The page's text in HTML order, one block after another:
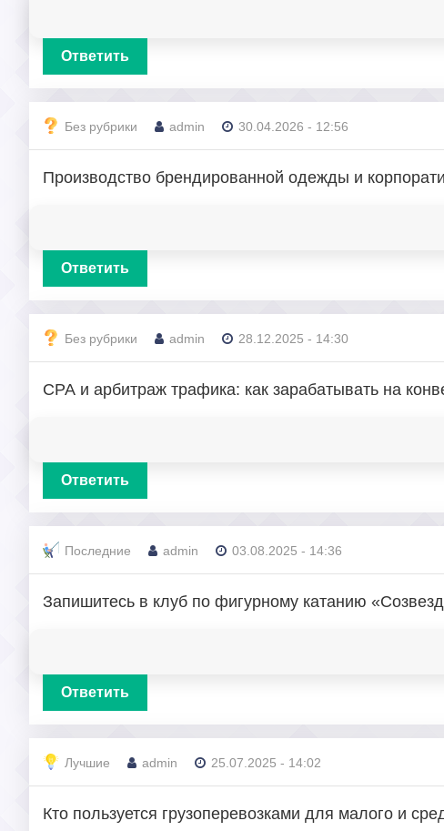
Ответить
Без рубрики admin 30.04.2026 - 12:56
Производство брендированной одежды и
Ответить
Без рубрики admin 28.12.2025 - 14:30
СРА и арбитраж трафика: как зарабатывать на
Ответить
Последние admin 03.08.2025 - 14:36
Запишитесь в клуб по фигурному катанию
Ответить
Лучшие admin 25.07.2025 - 14:02
Кто пользуется грузоперевозками для малого и